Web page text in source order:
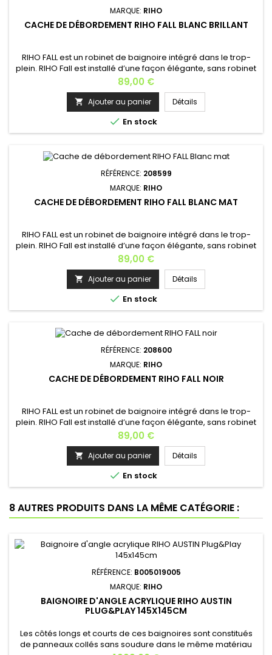
MARQUE: RIHO
CACHE DE DÉBORDEMENT RIHO FALL BLANC BRILLANT
RIHO FALL est un robinet de baignoire intégré dans le trop-
plein. RIHO Fall est installé d’une façon élégante, sans robinet
visible, cela crée un look moderne à la salle de bains. RIHO
FALL est idéal pour les baignoires (semi)-îlots. Il est livré en
standard en chrome. Fonctionnement: L’excès d’eau
s’évacue par le trop-plein de la baignoire, un clapet...
Prix
89,00 €
 Ajouter au panier Détails
 En stock
RÉFÉRENCE: 208599
MARQUE: RIHO
CACHE DE DÉBORDEMENT RIHO FALL BLANC MAT
RIHO FALL est un robinet de baignoire intégré dans le trop-
plein. RIHO Fall est installé d’une façon élégante, sans robinet
visible, cela crée un look moderne à la salle de bains. RIHO
FALL est idéal pour les baignoires (semi)-îlots. Il est livré en
standard en chrome. Fonctionnement: L’excès d’eau
s’évacue par le trop-plein de la baignoire, un clapet...
Prix
89,00 €
 Ajouter au panier Détails
 En stock
RÉFÉRENCE: 208600
MARQUE: RIHO
CACHE DE DÉBORDEMENT RIHO FALL NOIR
RIHO FALL est un robinet de baignoire intégré dans le trop-
plein. RIHO Fall est installé d’une façon élégante, sans robinet
visible, cela crée un look moderne à la salle de bains. RIHO
FALL est idéal pour les baignoires (semi)-îlots. Il est livré en
standard en chrome. Fonctionnement: L’excès d’eau
s’évacue par le trop-plein de la baignoire, un clapet...
Prix
89,00 €
 Ajouter au panier Détails
 En stock
8 AUTRES PRODUITS DANS LA MÊME CATÉGORIE :
RÉFÉRENCE: B005019005
MARQUE: RIHO
BAIGNOIRE D'ANGLE ACRYLIQUE RIHO AUSTIN
PLUG&PLAY 145X145CM
Les côtés longs et courts de ces baignoires sont constitués
de panneaux collés sans soudure dans le même matériau